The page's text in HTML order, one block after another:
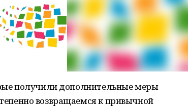
получили дополнительные меры
возвращаемся к привычной